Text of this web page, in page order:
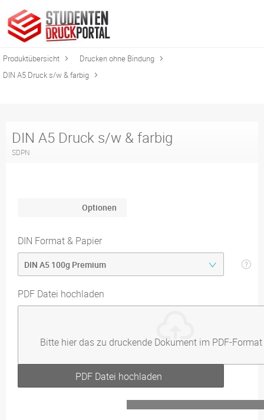
Produktübersicht
Drucken ohne Bindung
DIN A5 Druck s/w & farbig
DIN A5 Druck s/w & farbig
SDPN
Optionen
DIN Format & Papier
PDF Datei hochladen
Bitte hier das zu druckende Dokument im PDF-
PDF Datei hochladen